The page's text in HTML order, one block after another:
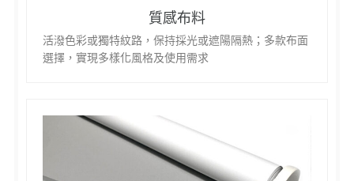
質感布料
活潑色彩或獨特紋路，保持採光或遮陽隔熱；多款布面
選擇，實現多樣化風格及使用需求